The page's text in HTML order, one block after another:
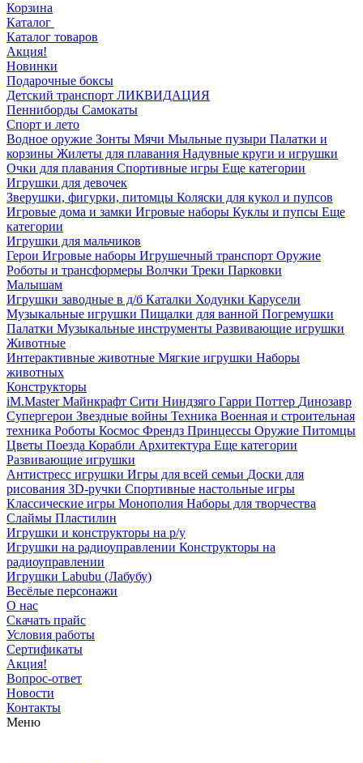
Корзина
Каталог
Каталог товаров
Акция!
Новинки
Подарочные боксы
Детский транспорт ЛИКВИДАЦИЯ
Пенниборды Самокаты
Спорт и лето
Водное оружие Зонты Мячи Мыльные пузыри Палатки и
корзины Жилеты для плавания Надувные круги и игрушки
Очки для плавания Спортивные игры Еще категории
Игрушки для девочек
Зверушки, фигурки, питомцы Коляски для кукол и пупсов
Игровые дома и замки Игровые наборы Куклы и пупсы Еще
категории
Игрушки для мальчиков
Герои Игровые наборы Игрушечный транспорт Оружие
Роботы и трансформеры Волчки Треки Парковки
Малышам
Игрушки заводные в д/б Каталки Ходунки Карусели
Музыкальные игрушки Пищалки для ванной Погремушки
Палатки Музыкальные инструменты Развивающие игрушки
Животные
Интерактивные животные Мягкие игрушки Наборы
животных
Конструкторы
iM.Master Майнкрафт Сити Ниндзяго Гарри Поттер Динозавр
Супергерои Звездные войны Техника Военная и строительная
техника Роботы Космос Френдз Принцессы Оружие Питомцы
Цветы Поезда Корабли Архитектура Еще категории
Развивающие игрушки
Антистресс игрушки Игры для всей семьи Доски для
рисования 3D-ручки Спортивные настольные игры
Классические игры Монополия Наборы для творчества
Слаймы Пластилин
Игрушки и конструкторы на р/у
Игрушки на радиоуправлении Конструкторы на
радиоуправлении
Игрушки Labubu (Лабубу)
Весёлые персонажи
О нас
Скачать прайс
Условия работы
Сертификаты
Акция!
Вопрос-ответ
Новости
Контакты
Меню